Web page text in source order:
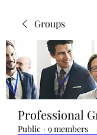
(604)
Groups
Professional
Public · 9 members